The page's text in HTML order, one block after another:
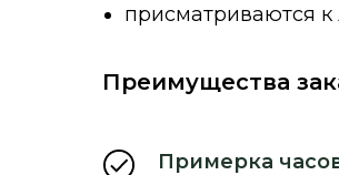
присматриваются
Преимущества
Примерка